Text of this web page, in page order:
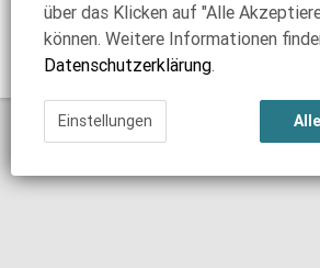
iPhone Tarifvergleich
News
Ratgeber
Surfsticks
iPad Tarifvergleich
News
Internetanbieter
DSL Tarife
News
AGB
Datenschutz
© 2026 SmartChecker
Alle Rechte vorbehalten
über das Klicken auf "Alle
können. Weitere Informationen
Datenschutzerklärung.
Einstellungen